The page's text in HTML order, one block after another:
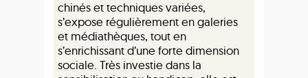
chinés et techniques variées,
s’expose régulièrement en galeries
et médiathèques, tout en
s’enrichissant d’une forte dimension
sociale. Très investie dans la